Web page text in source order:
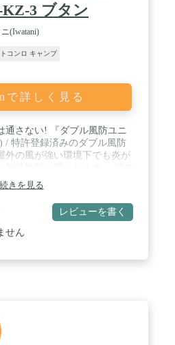
KZ-3 ブタン
(Iwatani)
コンロ キャンプ
で詳しく見る
通さない! 『ダブル風防ユニ
/ 特許登録済みのダブル風防
外の風が強い環境下でも炎が
四角い形の浅く平らな「ちり
ードでしっかりと横すべりを
点火つまみ 十字型の点火つ
握りやすく操作しやすくな
納時に便利なブロー成型 キ
【本体の重さ】 約2.2 kg 【火
h相当、約250g/h) 【連続燃
粧箱サイズ】
続きを見る
レビューを書く
せん